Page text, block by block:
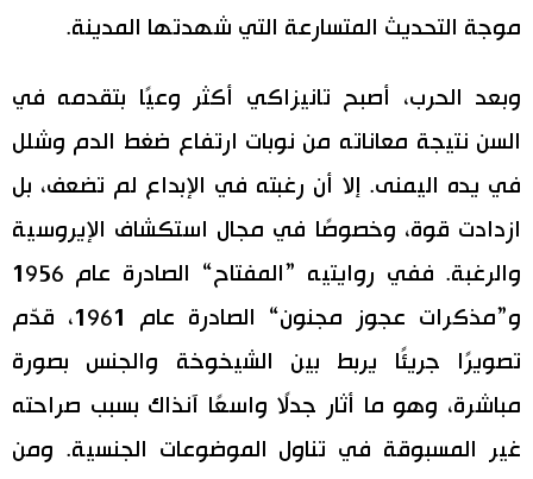
موجة التحديث المتسارعة التي شهدتها المدينة.
وبعد الحرب، أصبح تانيزاكي أكثر وعيًا بتقدمه في
السن نتيجة معاناته من نوبات ارتفاع ضغط الدم وشلل
في يده اليمنى. إلا أن رغبته في الإبداع لم تضعف، بل
ازدادت قوة، وخصوصًا في مجال استكشاف الإيروسية
والرغبة. ففي روايتيه ”المفتاح“ الصادرة عام 1956
و”مذكرات عجوز مجنون“ الصادرة عام 1961، قدّم
تصويرًا جريئًا يربط بين الشيخوخة والجنس بصورة
مباشرة، وهو ما أثار جدلًا واسعًا آنذاك بسبب صراحته
غير المسبوقة في تناول الموضوعات الجنسية. ومن